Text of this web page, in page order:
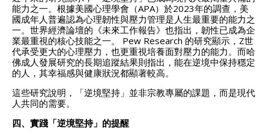
能力之一。根據美國心理學會（APA）於2023年的調查，美
國成年人普遍認為心理韌性與壓力管理是人生最重要的能力之
一。世界經濟論壇的《未來工作報告》也指出，韌性已成為企
業最重視的核心技能之一。 Pew Research 的研究顯示，Z世
代承受更大的心理壓力，也更重視培養面對壓力的能力。而哈
佛成人發展研究的長期追蹤結果則指出，能在逆境中保持穩定
的人，其幸福感與健康狀況都顯著較高。
這些研究說明，「逆境堅持」並非宗教專屬的課題，而是現代
人共同的需要。
四、實踐「逆境堅持」的提醒